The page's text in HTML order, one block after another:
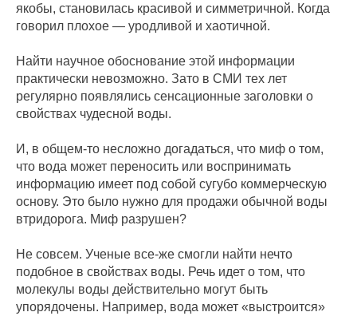
якобы, становилась красивой и симметричной. Когда
говорил плохое — уродливой и хаотичной.
Найти научное обоснование этой информации
практически невозможно. Зато в СМИ тех лет
регулярно появлялись сенсационные заголовки о
свойствах чудесной воды.
И, в общем-то несложно догадаться, что миф о том,
что вода может переносить или воспринимать
информацию имеет под собой сугубо коммерческую
основу. Это было нужно для продажи обычной воды
втридорога. Миф разрушен?
Не совсем. Ученые все-же смогли найти нечто
подобное в свойствах воды. Речь идет о том, что
молекулы воды действительно могут быть
упорядочены. Например, вода может «выстроится»